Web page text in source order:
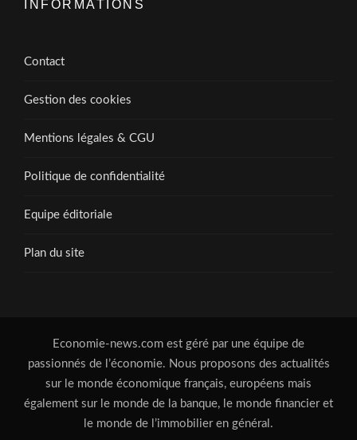
INFORMATIONS
Contact
Gestion des cookies
Mentions légales & CGU
Politique de confidentialité
Equipe éditoriale
Plan du site
Economie-news.com est géré par une équipe de
passionnés de l’économie. Nous proposons des actualités
sur le monde économique français, européens mais
également sur le monde de la banque, le monde financier et
le monde de l’immobilier en général.